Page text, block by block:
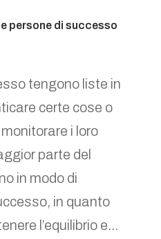
persone di successo
tengono liste in
certe cose o
i loro
parte del
in modo di
in quanto
l’equilibrio e...